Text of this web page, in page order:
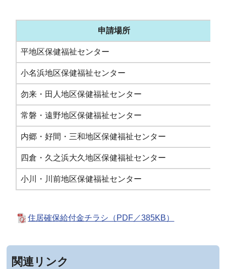
申請場所
平地区保健福祉センター
小名浜地区保健福祉センター
勿来・田人地区保健福祉センター
常磐・遠野地区保健福祉センター
内郷・好間・三和地区保健福祉センター
四倉・久之浜大久地区保健福祉センター
小川・川前地区保健福祉センター
住居確保給付金チラシ（PDF／385KB）
関連リンク